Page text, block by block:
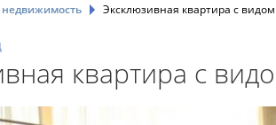
недвижимость Эксклюзивная квартира с
квартира с